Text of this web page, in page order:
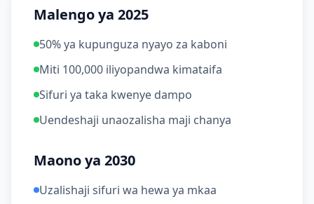
Malengo ya 2025
50% ya kupunguza nyayo za kaboni
Miti 100,000 iliyopandwa kimataifa
Sifuri ya taka kwenye dampo
Uendeshaji unaozalisha maji chanya
Maono ya 2030
Uzalishaji sifuri wa hewa ya mkaa